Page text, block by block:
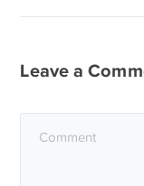
Leave a